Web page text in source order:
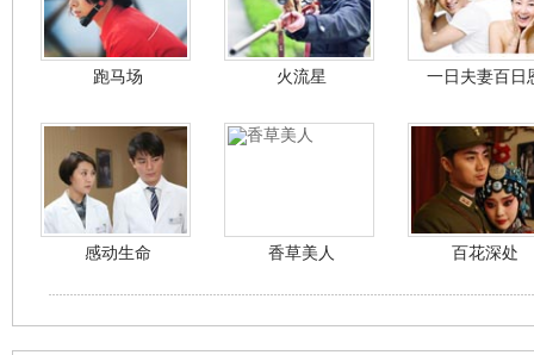
跑马场 火流星 一日夫妻百日
感动生命 香草美人 百花深处